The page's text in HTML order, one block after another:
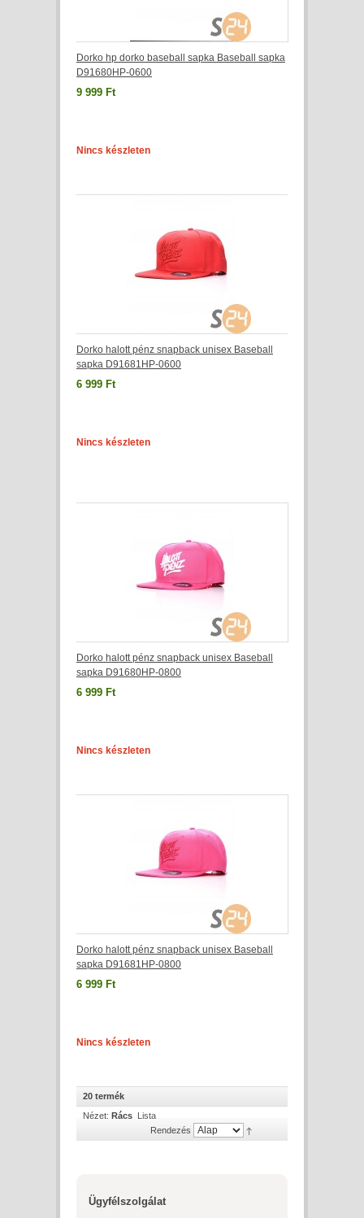
Dorko hp dorko baseball sapka Baseball sapka
D91680HP-0600
9 999 Ft
Nincs készleten
Dorko halott pénz snapback unisex Baseball
sapka D91681HP-0600
6 999 Ft
Nincs készleten
Dorko halott pénz snapback unisex Baseball
sapka D91680HP-0800
6 999 Ft
Nincs készleten
Dorko halott pénz snapback unisex Baseball
sapka D91681HP-0800
6 999 Ft
Nincs készleten
20 termék
Nézet: Rács Lista
Rendezés
Ügyfélszolgálat